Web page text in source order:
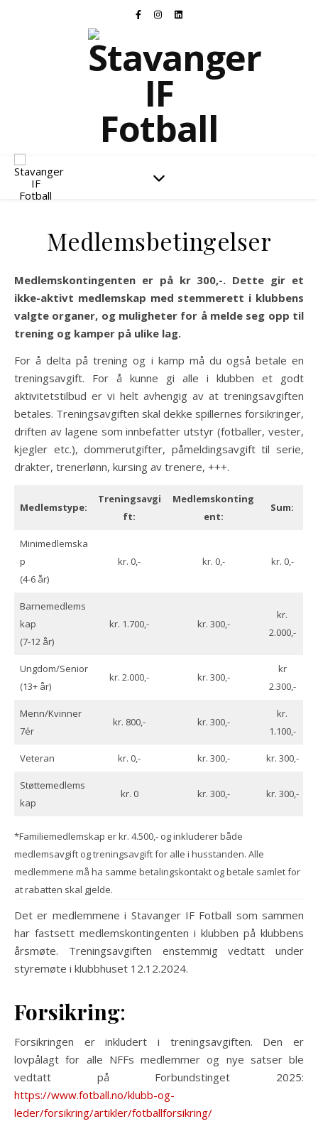
Medlemsbetingelser
Medlemskontingenten er på kr 300,-. Dette gir et
ikke-aktivt medlemskap med stemmerett i klubbens
valgte organer, og muligheter for å melde seg opp til
trening og kamper på ulike lag.
For å delta på trening og i kamp må du også betale en
treningsavgift. For å kunne gi alle i klubben et godt
aktivitetstilbud er vi helt avhengig av at treningsavgiften
betales. Treningsavgiften skal dekke spillernes forsikringer,
driften av lagene som innbefatter utstyr (fotballer, vester,
kjegler etc.), dommerutgifter, påmeldingsavgift til serie,
drakter, trenerlønn, kursing av trenere, +++.
Medlemstype:
Treningsavgi
ft:
Medlemskonting
ent:
Sum:
Minimedlemska
p
(4-6 år)
kr. 0,- kr. 0,- kr. 0,-
Barnemedlems
kap
(7-12 år)
kr. 1.700,- kr. 300,-
kr.
2.000,-
Ungdom/Senior
(13+ år)
kr. 2.000,- kr. 300,-
kr
2.300,-
Menn/Kvinner
7ér
kr. 800,- kr. 300,-
kr.
1.100,-
Veteran kr. 0,- kr. 300,- kr. 300,-
Støttemedlems
kap
kr. 0 kr. 300,- kr. 300,-
*Familiemedlemskap er kr. 4.500,- og inkluderer både
medlemsavgift og treningsavgift for alle i husstanden. Alle
medlemmene må ha samme betalingskontakt og betale samlet for
at rabatten skal gjelde.
Det er medlemmene i Stavanger IF Fotball som sammen
har fastsett medlemskontingenten i klubben på klubbens
årsmøte. Treningsavgiften enstemmig vedtatt under
styremøte i klubbhuset 12.12.2024.
Forsikring:
Forsikringen er inkludert i treningsavgiften. Den er
lovpålagt for alle NFFs medlemmer og nye satser ble
vedtatt på Forbundstinget 2025:
https://www.fotball.no/klubb-og-
leder/forsikring/artikler/fotballforsikring/